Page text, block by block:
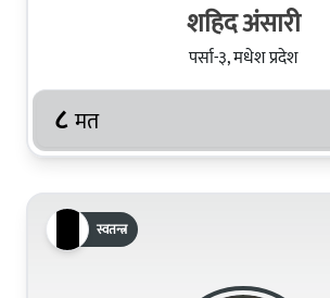
शहिद अंसारी
पर्सा-३, मधेश प्रदेश
८ मत
स्वतन्त्र